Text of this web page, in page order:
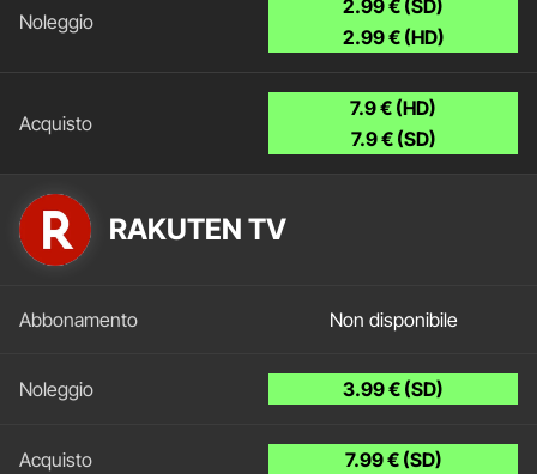
2.99 € (SD)
2.99 € (HD)
7.9 € (HD)
7.9 € (SD)
RAKUTEN TV
Non disponibile
3.99 € (SD)
7.99 € (SD)